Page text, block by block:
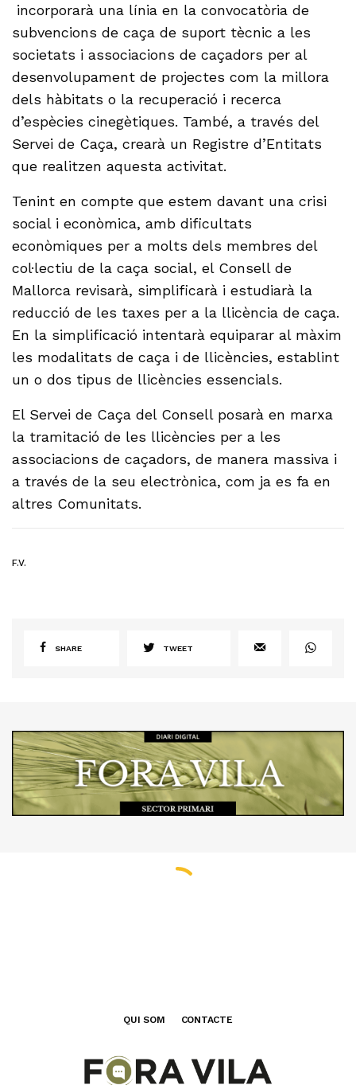
incorporarà una línia en la convocatòria de
subvencions de caça de suport tècnic a les
societats i associacions de caçadors per al
desenvolupament de projectes com la millora
dels hàbitats o la recuperació i recerca
d’espècies cinegètiques. També, a través del
Servei de Caça, crearà un Registre d’Entitats
que realitzen aquesta activitat.
Tenint en compte que estem davant una crisi
social i econòmica, amb dificultats
econòmiques per a molts dels membres del
col·lectiu de la caça social, el Consell de
Mallorca revisarà, simplificarà i estudiarà la
reducció de les taxes per a la llicència de caça.
En la simplificació intentarà equiparar al màxim
les modalitats de caça i de llicències, establint
un o dos tipus de llicències essencials.
El Servei de Caça del Consell posarà en marxa
la tramitació de les llicències per a les
associacions de caçadors, de manera massiva i
a través de la seu electrònica, com ja es fa en
altres Comunitats.
F.V.
SHARE TWEET
QUI SOM CONTACTE